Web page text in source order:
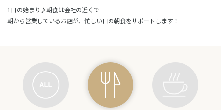
1日の始まり♪朝食は会社の近くで
朝から営業しているお店が、忙しい日の朝食をサポートします！